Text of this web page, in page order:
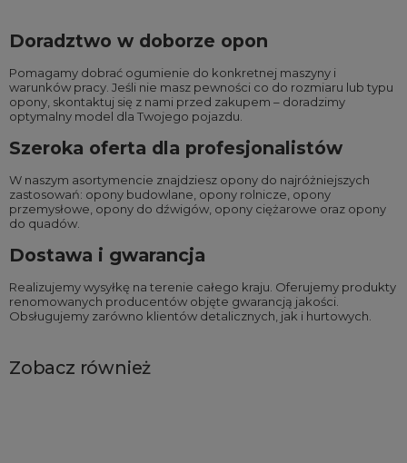
Doradztwo w doborze opon
Pomagamy dobrać ogumienie do konkretnej maszyny i
warunków pracy. Jeśli nie masz pewności co do rozmiaru lub typu
opony, skontaktuj się z nami przed zakupem – doradzimy
optymalny model dla Twojego pojazdu.
Szeroka oferta dla profesjonalistów
W naszym asortymencie znajdziesz opony do najróżniejszych
zastosowań: opony budowlane opony rolnicze opony
przemysłowe opony do dźwigów opony ciężarowe oraz opony
do quadów
Dostawa i gwarancja
Realizujemy wysyłkę na terenie całego kraju. Oferujemy produkty
renomowanych producentów objęte gwarancją jakości.
Obsługujemy zarówno klientów detalicznych, jak i hurtowych.
Zobacz również